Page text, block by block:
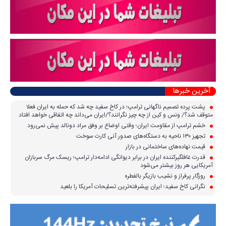
آخرین خبرها
پشت پرده تصمیم ناگهانی ترامپ؛ در کاخ سفید چه شد که حمله به ایران فعلا
متوقف شد؟/ ونس و کین از چه چیز نگرانند؟/ایران می‌داند چه اتفاقی خواهد افتاد
خشم ترامپ از مقاومت ایران؛ وقتی اوضاع بر وفق مراد دونالد پیش نمی‌رود
تجهیز ۱۳۰ ناحیه به دستگاه‌های صدور آنی کارت سوخت
قیمت نهاده‌های ساختمانی در بازار
قدرت غافلگیرکننده ایران در برابر دیوانگی ادامه‌دار ترامپ؛ ریسک مرگ سربازان
آمریکایی هر روز بیشتر می‌شود
روزگار پرفراز و نشیب بازیگر بالفطره
نگرانی کاخ سفید؛ ایران پیشرفته‌ترین تسلیحات آمریکا را بلعید